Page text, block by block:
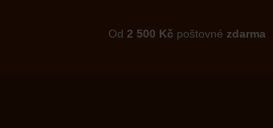
Od 2 500 Kč poštovné zdarma